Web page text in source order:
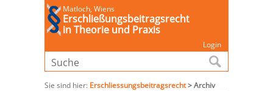
Matloch, Wiens
Erschließungsbeitragsrecht
in Theorie und Praxis
Login
Sie sind hier: Erschliessungsbeitragsrecht>Archiv